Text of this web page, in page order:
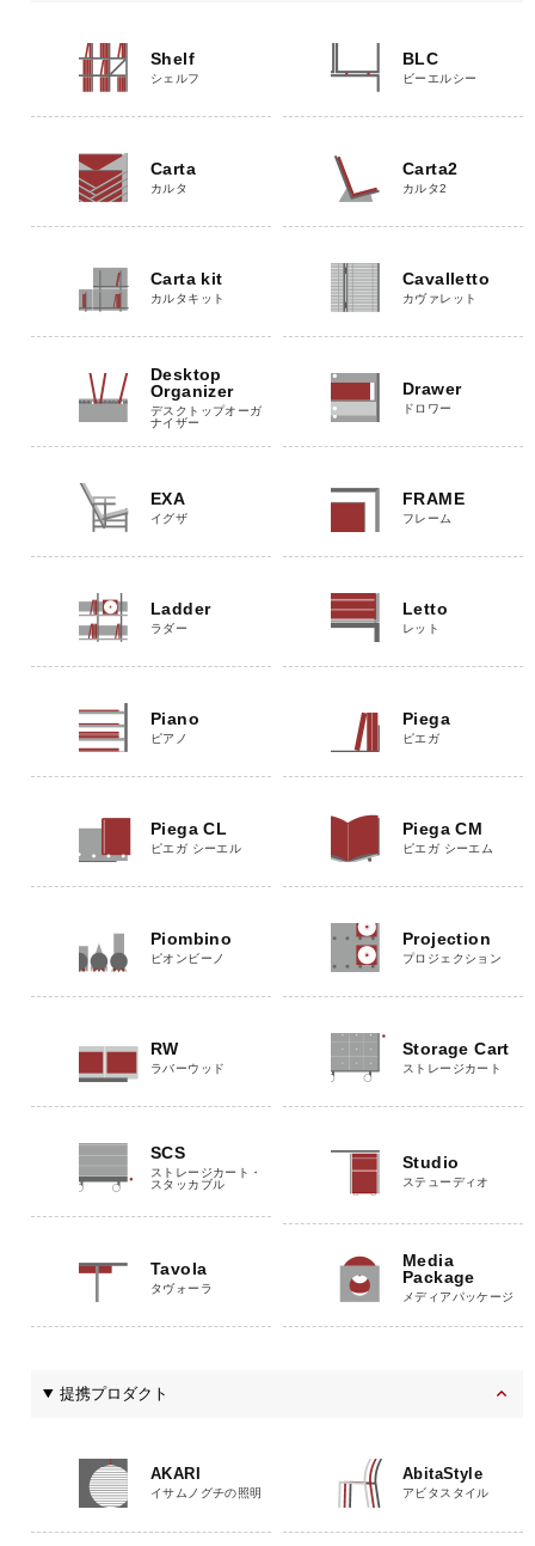
Shelf
シェルフ
BLC
ビーエルシー
Carta
カルタ
Carta2
カルタ2
Carta kit
カルタキット
Cavalletto
カヴァレット
Desktop
Organizer
デスクトップオーガ
ナイザー
Drawer
ドロワー
EXA
イグザ
FRAME
フレーム
Ladder
ラダー
Letto
レット
Piano
ピアノ
Piega
ピエガ
Piega CL
ピエガ シーエル
Piega CM
ピエガ シーエム
Piombino
ピオンビーノ
Projection
プロジェクション
RW
ラバーウッド
Storage Cart
ストレージカート
SCS
ストレージカート・
スタッカブル
Studio
ステューディオ
Tavola
タヴォーラ
Media
Package
メディアパッケージ
提携プロダクト
AKARI
イサムノグチの照明
AbitaStyle
アビタスタイル